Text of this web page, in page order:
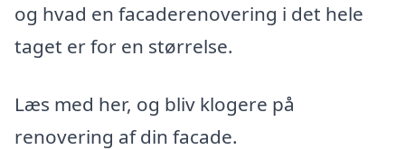
og hvad en facaderenovering i det hele
taget er for en størrelse.
Læs med her, og bliv klogere på
renovering af din facade.